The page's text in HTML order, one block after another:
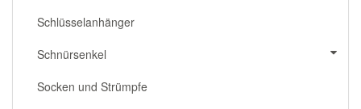
Schlüsselanhänger
Schnürsenkel
Socken und Strümpfe